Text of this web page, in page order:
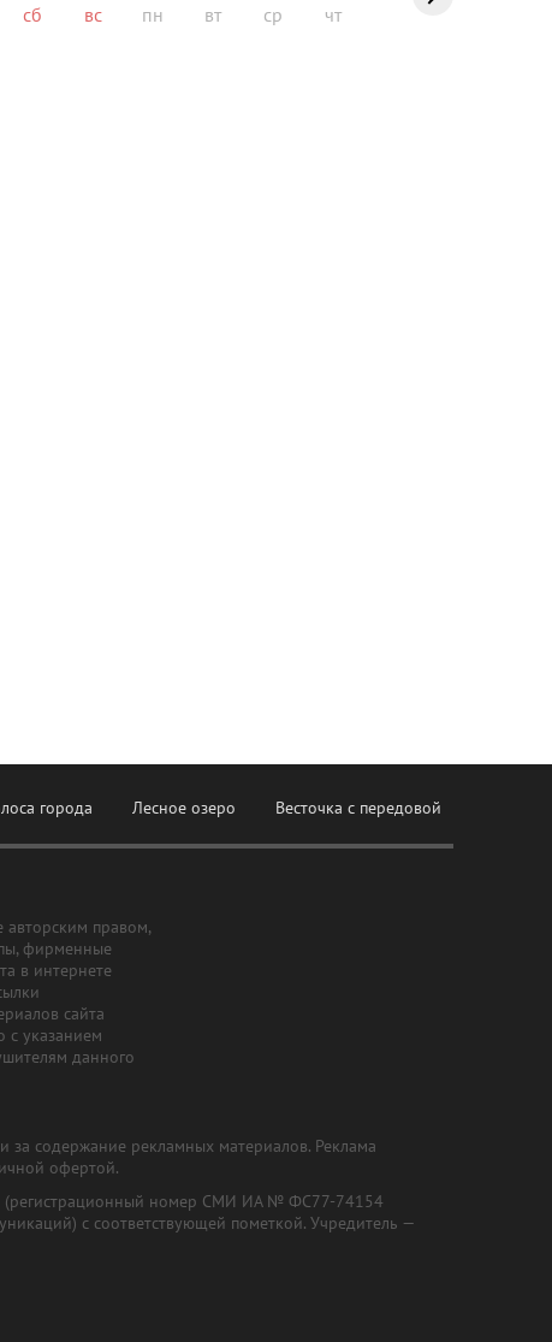
сб вс пн вт ср чт
города Лесное озеро Весточка с передовой
авторским правом,
фирменные
в интернете
сайта
с указанием
данного
за содержание рекламных материалов. Реклама
офертой.
(регистрационный номер СМИ ИА № ФС77-74154
с соответствующей пометкой. Учредитель —